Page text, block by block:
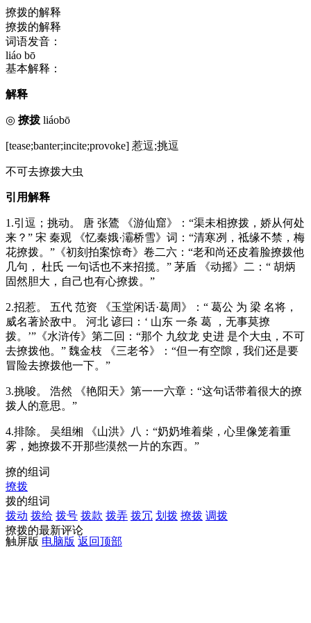
撩拨的解释
撩拨的解释
词语发音：
liáo bō
基本解释：
解释
◎ 撩拨 liáobō
[tease;banter;incite;provoke] 惹逗;挑逗
不可去撩拨大虫
引用解释
1.引逗；挑动。 唐 张鷟 《游仙窟》：“渠未相撩拨，娇从何处
来？” 宋 秦观 《忆秦娥·灞桥雪》词：“清寒冽，祗缘不禁，梅
花撩拨。”《初刻拍案惊奇》卷二六：“老和尚还皮着脸撩拨他
几句， 杜氏 一句话也不来招揽。” 茅盾 《动摇》二：“ 胡炳
固然胆大，自己也有心撩拨。”
2.招惹。 五代 范资 《玉堂闲话·葛周》：“ 葛公 为 梁 名将，
威名著於敌中。 河北 谚曰：‘ 山东 一条 葛 ，无事莫撩
拨。’”《水浒传》第二回：“那个 九纹龙 史进 是个大虫，不可
去撩拨他。” 魏金枝 《三老爷》：“但一有空隙，我们还是要
冒险去撩拨他一下。”
3.挑唆。 浩然 《艳阳天》第一一六章：“这句话带着很大的撩
拨人的意思。”
4.排除。 吴组缃 《山洪》八：“奶奶堆着柴，心里像笼着重
雾，她撩拨不开那些漠然一片的东西。”
撩的组词
撩拨
拨的组词
拨动 拨给 拨号 拨款 拨弄 拨冗 划拨 撩拨 调拨
撩拨的最新评论
触屏版 电脑版 返回顶部